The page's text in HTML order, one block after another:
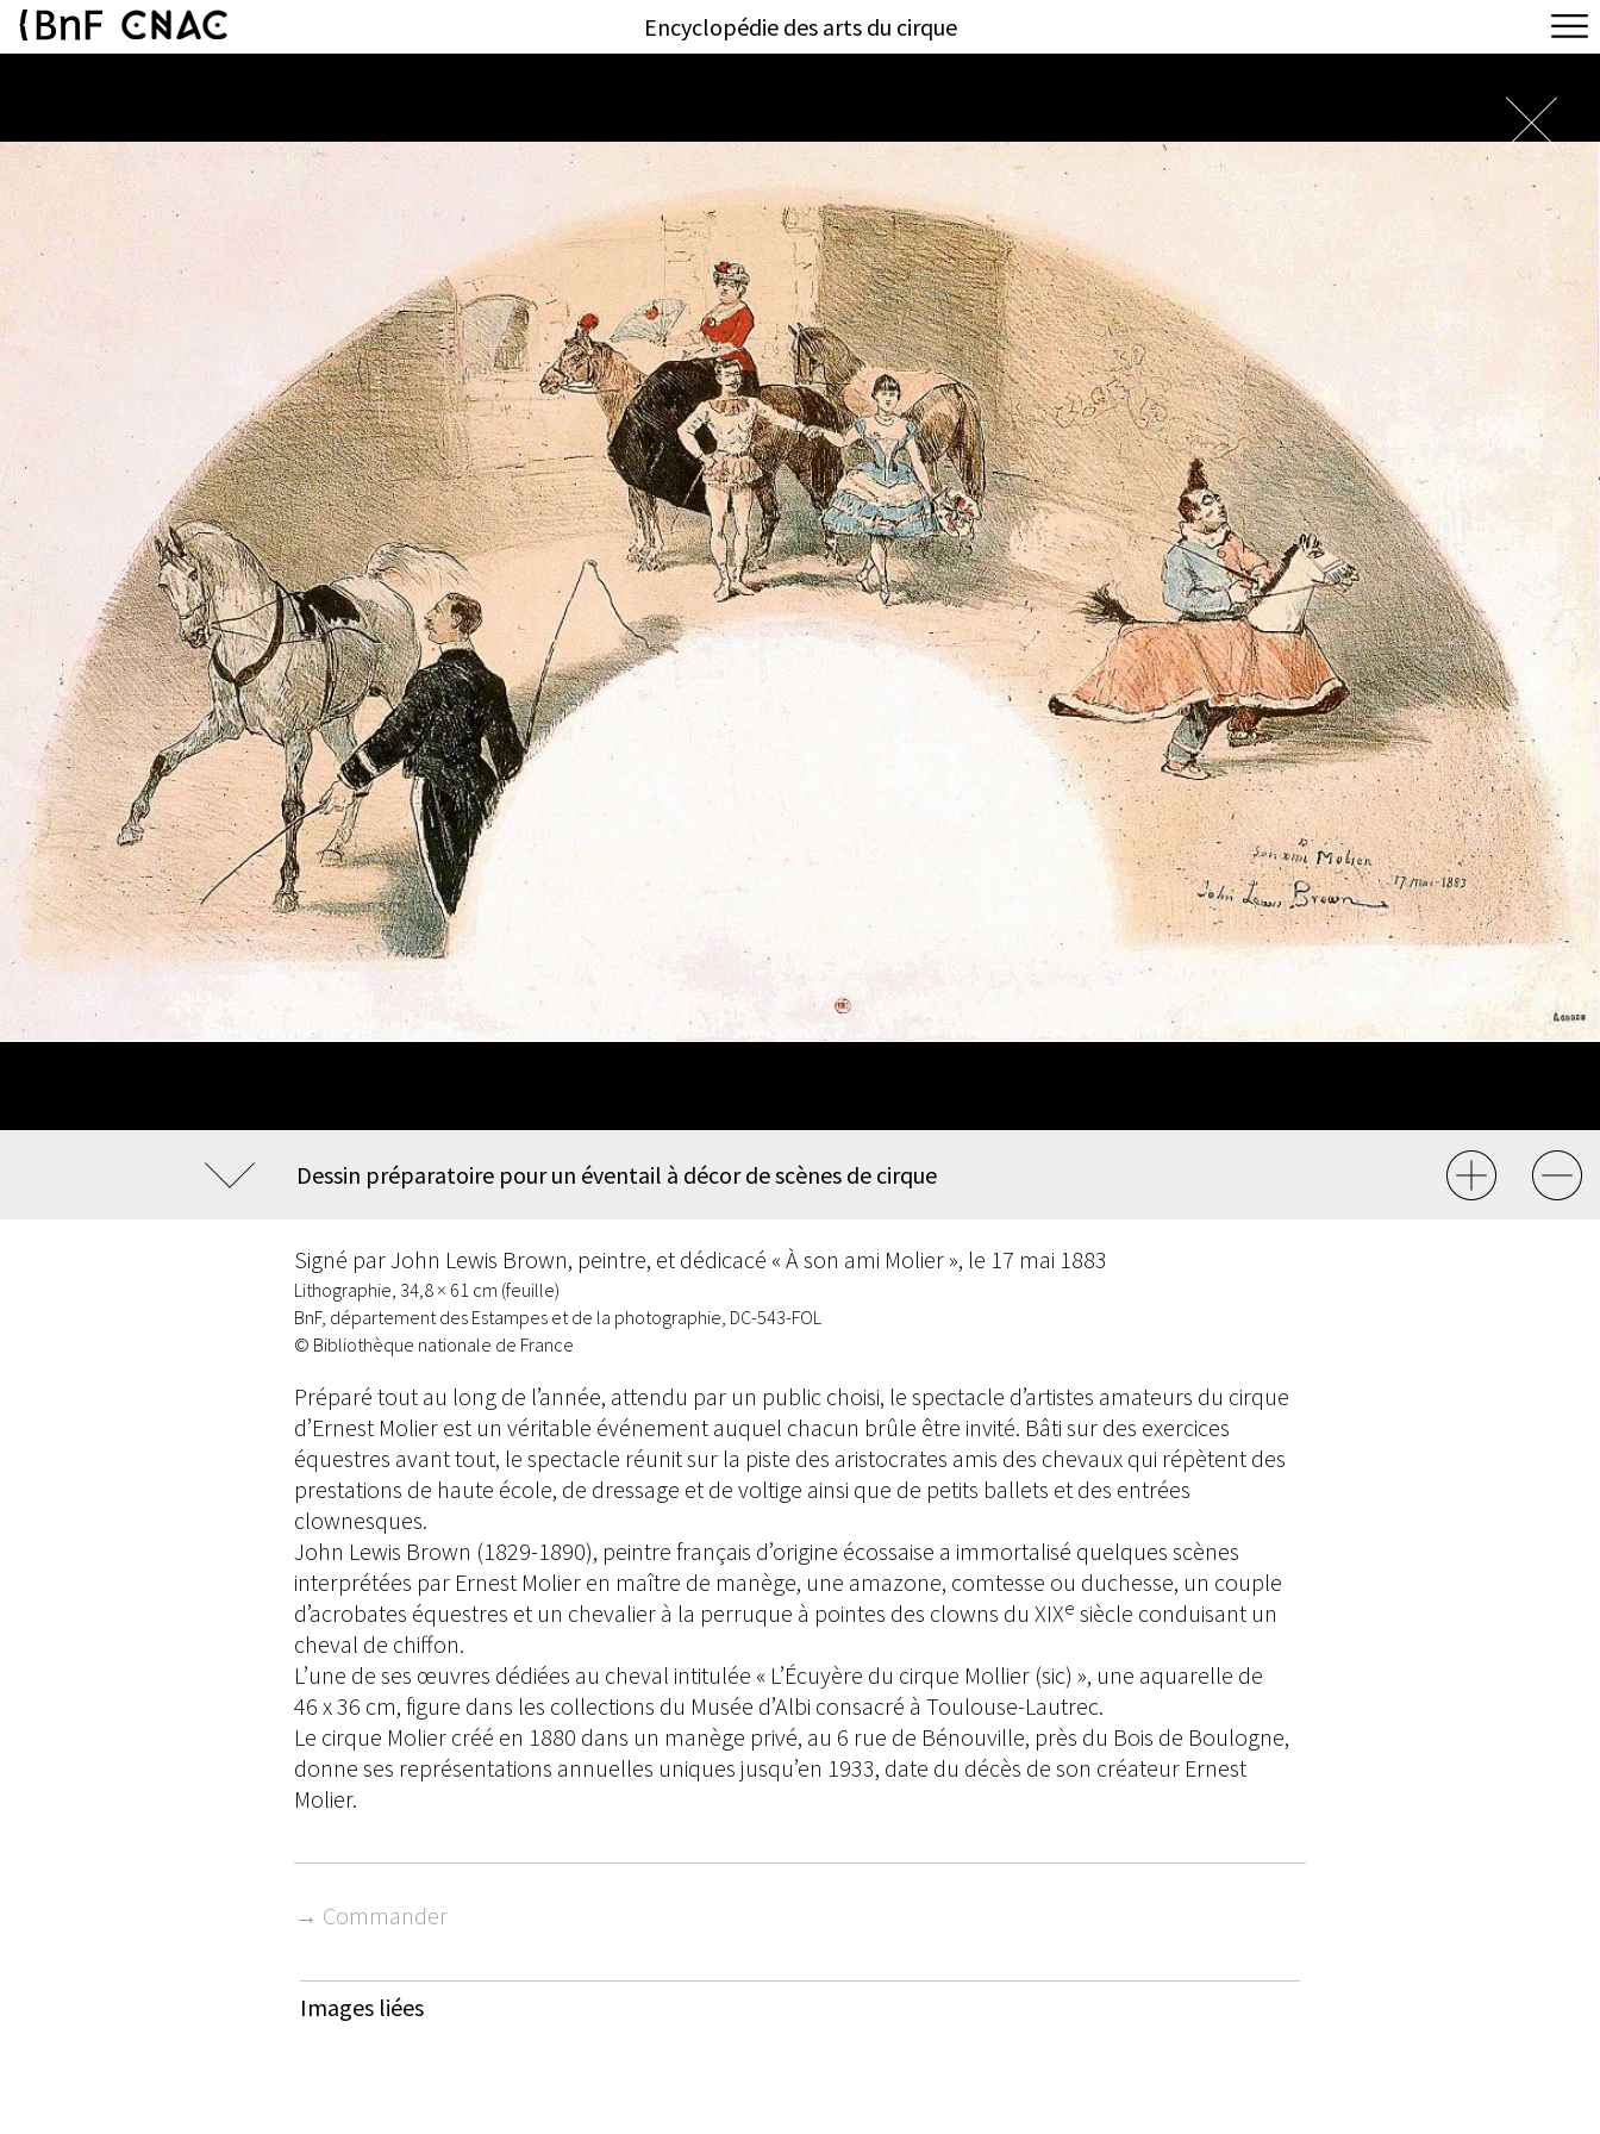
Encyclopédie des arts du cirque
Dessin préparatoire pour un éventail à décor de scènes de cirque
Signé par John Lewis Brown, peintre, et dédicacé « À son ami Molier », le 17 mai 1883
Lithographie, 34,8 × 61 cm (feuille)
BnF, département des Estampes et de la photographie, DC-543-FOL
© Bibliothèque nationale de France
Préparé tout au long de l’année, attendu par un public choisi, le spectacle d’artistes amateurs du cirque
d’Ernest Molier est un véritable événement auquel chacun brûle être invité. Bâti sur des exercices
équestres avant tout, le spectacle réunit sur la piste des aristocrates amis des chevaux qui répètent des
prestations de haute école, de dressage et de voltige ainsi que de petits ballets et des entrées
clownesques.
John Lewis Brown (1829-1890), peintre français d’origine écossaise a immortalisé quelques scènes
interprétées par Ernest Molier en maître de manège, une amazone, comtesse ou duchesse, un couple
d’acrobates équestres et un chevalier à la perruque à pointes des clowns du XIXe siècle conduisant un
cheval de chiffon.
L’une de ses œuvres dédiées au cheval intitulée « L’Écuyère du cirque Mollier (sic) », une aquarelle de
46 x 36 cm, figure dans les collections du Musée d’Albi consacré à Toulouse-Lautrec.
Le cirque Molier créé en 1880 dans un manège privé, au 6 rue de Bénouville, près du Bois de Boulogne,
donne ses représentations annuelles uniques jusqu’en 1933, date du décès de son créateur Ernest
Molier.
→ Commander
Images liées